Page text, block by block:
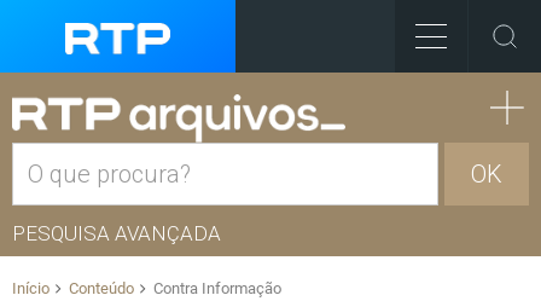
OK
PESQUISA AVANÇADA
Início Conteúdo Contra Informação